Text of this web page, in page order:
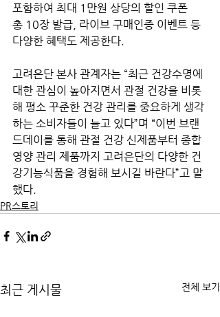
포함하여 최대 1만원 상당의 할인 쿠폰
총 10장 발급, 라이브 구매인증 이벤트 등
다양한 혜택도 제공한다.
고려은단 본사 관계자는 “최근 건강수명에
대한 관심이 높아지면서 관절 건강을 비롯
해 평소 꾸준한 건강 관리를 중요하게 생각
하는 소비자들이 늘고 있다”며 “이번 브랜
드데이를 통해 관절 건강 신제품부터 종합
영양 관리 제품까지 고려은단의 다양한 건
강기능식품을 경험해 보시길 바란다”고 말
했다.
PR스토리
최근 게시물 전체 보기